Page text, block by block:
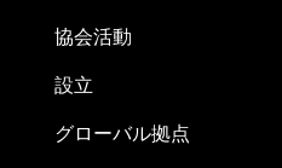
協会活動
設立
グローバル拠点